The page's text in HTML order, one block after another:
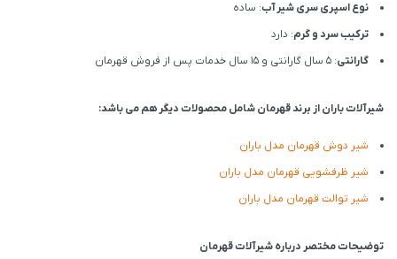
نوع اسپری سری شیر آب: ساده
ترکیب سرد و گرم: دارد
گارانتی: 5 سال گارانتی و 15 سال خدمات پس از فروش قهرمان
شیرآلات باران از برند قهرمان شامل محصولات دیگر هم می باشد:
شیر دوش قهرمان مدل باران
شیر ظرفشویی قهرمان مدل باران
شیر توالت قهرمان مدل باران
توضیحات مختصر درباره شیرآلات قهرمان